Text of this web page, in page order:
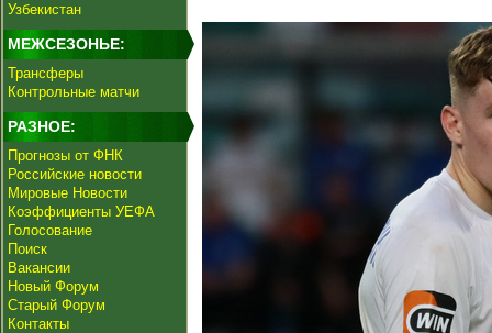
Узбекистан
МЕЖСЕЗОНЬЕ:
Трансферы
Контрольные матчи
РАЗНОЕ:
Прогнозы от ФНК
Российские новости
Мировые Новости
Коэффициенты УЕФА
Голосование
Поиск
Вакансии
Новый Форум
Старый Форум
Контакты